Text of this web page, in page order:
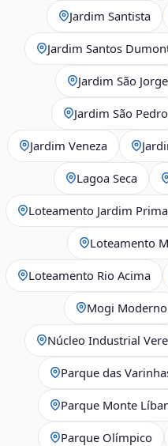
Jardim Santista
Jardim Santos
Jardim São Jorge
Jardim São Pedro
Jardim Veneza
Lagoa Seca
Loteamento Jardim
Loteamento
Loteamento Rio Acima
Mogi Moderno
Núcleo Industrial
Parque das
Parque Monte
Parque Olímpico